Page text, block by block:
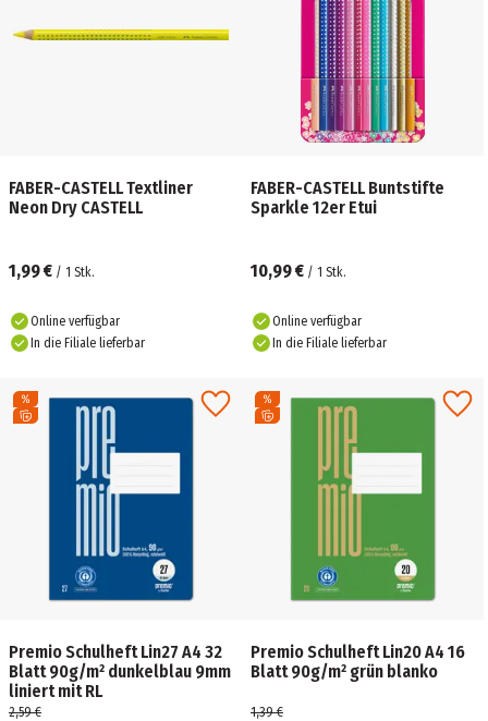
FABER-CASTELL Textliner
Neon Dry CASTELL
1,99 € / 1 Stk.
Online verfügbar
In die Filiale lieferbar
FABER-CASTELL Buntstifte
Sparkle 12er Etui
10,99 € / 1 Stk.
Online verfügbar
In die Filiale lieferbar
Premio Schulheft Lin27 A4 32
Blatt 90g/m² dunkelblau 9mm
liniert mit RL
2,59 €
Premio Schulheft Lin20 A4 16
Blatt 90g/m² grün blanko
1,39 €